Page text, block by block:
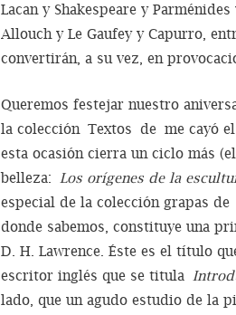
Lacan y Shakespeare y
Allouch y Le Gaufey y Capurro,
convertirán, a su vez, en
Queremos festejar nuestro
la colección Textos de me cayó
esta ocasión cierra un ciclo más
belleza: Los orígenes de la
especial de la colección grapas
donde sabemos, constituye una
D. H. Lawrence. Éste es el título
escritor inglés que se titula
lado, que un agudo estudio de la